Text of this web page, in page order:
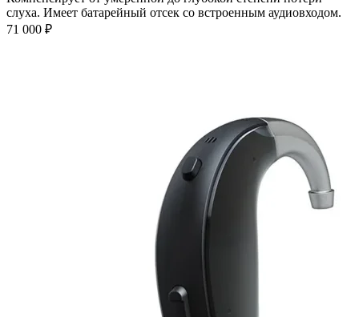
слуха. Имеет батарейный отсек со встроенным аудиовходом.
71 000 ₽